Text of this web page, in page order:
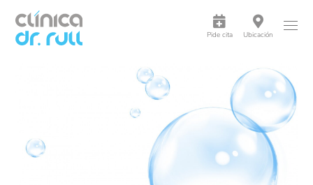
Pide cita Ubicación